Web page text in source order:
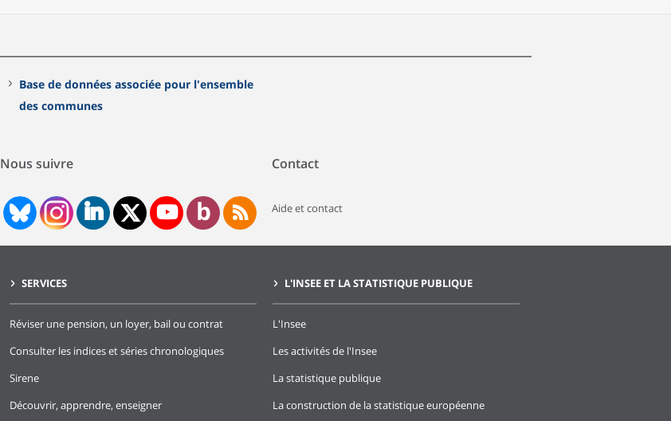
Base de données associée pour l'ensemble
des communes
Nous suivre Contact
Aide et contact
SERVICES
Réviser une pension, un loyer, bail ou contrat
Consulter les indices et séries chronologiques
Sirene
Découvrir, apprendre, enseigner
L'INSEE ET LA STATISTIQUE PUBLIQUE
L'Insee
Les activités de l'Insee
La statistique publique
La construction de la statistique européenne